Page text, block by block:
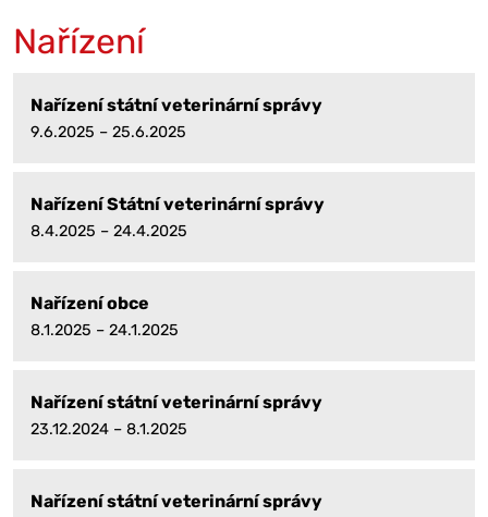
Nařízení
Nařízení státní veterinární správy
9.6.2025 – 25.6.2025
Nařízení Státní veterinární správy
8.4.2025 – 24.4.2025
Nařízení obce
8.1.2025 – 24.1.2025
Nařízení státní veterinární správy
23.12.2024 – 8.1.2025
Nařízení státní veterinární správy